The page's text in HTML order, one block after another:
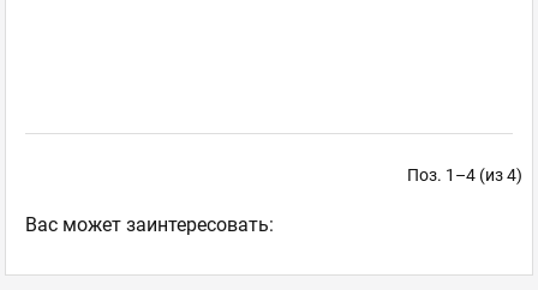
Поз. 1–4 (из 4)
Ваc может заинтересовать: